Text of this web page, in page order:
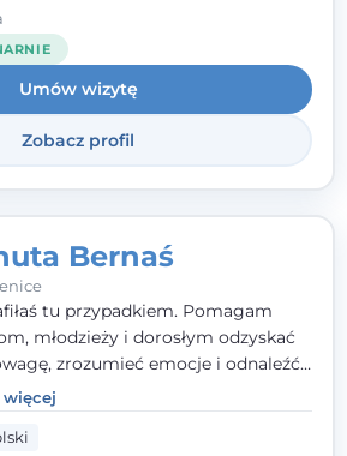
tak, by mogli żyć pełniej.
Umów wizytę
Zobacz profil
Bernaś
tu przypadkiem. Pomagam
młodzieży i dorosłym odzyskać
zrozumieć emocje i odnaleźć
siłę. Moja droga do
zaczęła się od życia - pełnego
które nauczyły mnie uważności,
więcej